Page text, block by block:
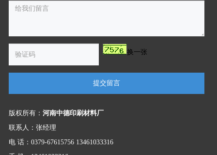
换一张
提交留言
版权所有： 河南中德印刷材料厂
联系人：张经理
电 话：0379-67615756 13461033316